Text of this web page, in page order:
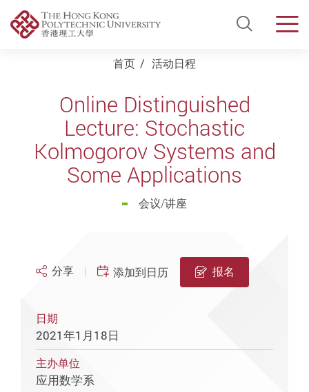
Open
首页 活动日程
Online Distinguished
Lecture: Stochastic
Kolmogorov Systems and
Some Applications
会议/讲座
分享 添加到日历 报名
日期
2021年1月18日
主办单位
应用数学系